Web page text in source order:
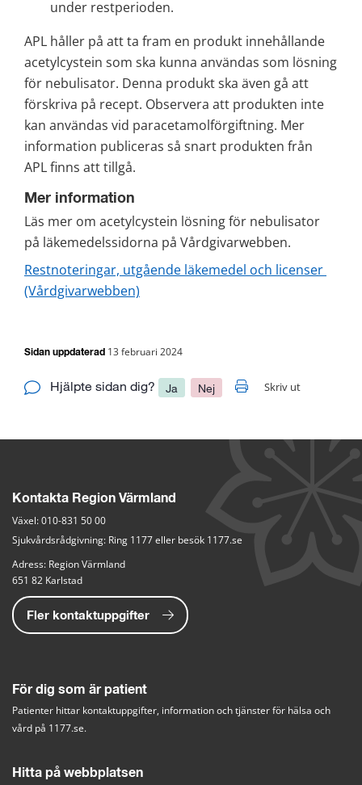
under restperioden.
APL håller på att ta fram en produkt innehållande
acetylcystein som ska kunna användas som lösning
för nebulisator. Denna produkt ska även gå att
förskriva på recept. Observera att produkten inte
kan användas vid paracetamolförgiftning. Mer
information publiceras så snart produkten från
APL finns att tillgå.
Mer information
Läs mer om acetylcystein lösning för nebulisator
på läkemedelssidorna på Vårdgivarwebben.
Restnoteringar, utgående läkemedel och licenser
(Vårdgivarwebben)
Sidan uppdaterad 13 februari 2024
Hjälpte sidan dig? Ja Nej Skriv ut
Kontakta Region Värmland
Växel: 010-831 50 00
Sjukvårdsrådgivning: Ring 1177 eller besök 1177.se
Adress: Region Värmland
651 82 Karlstad
Fler kontaktuppgifter
För dig som är patient
Patienter hittar kontaktuppgifter, information och tjänster för hälsa och
vård på 1177.se.
Hitta på webbplatsen